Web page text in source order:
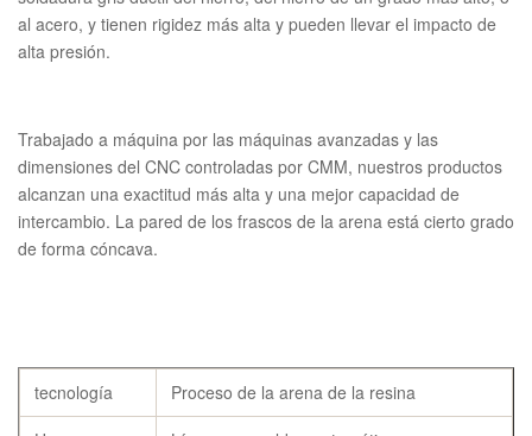
al acero, y tienen rigidez más alta y pueden llevar el impacto de
alta presión.
Trabajado a máquina por las máquinas avanzadas y las
dimensiones del CNC controladas por CMM, nuestros productos
alcanzan una exactitud más alta y una mejor capacidad de
intercambio. La pared de los frascos de la arena está cierto grado
de forma cóncava.
tecnología
Proceso de la arena de la resina